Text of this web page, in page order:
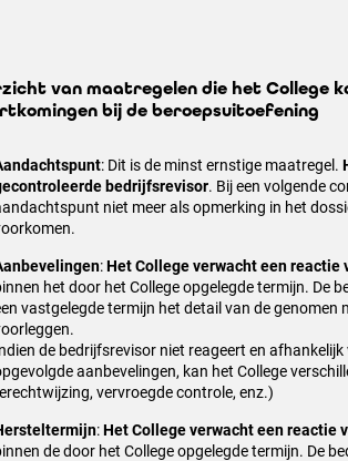
van maatregelen die het College
bij de beroepsuitoefening
: Dit is de minst ernstige maatregel.
bedrijfsrevisor. Bij een volgende
niet meer als opmerking in het
:Het College verwacht een
het door het College opgelegde termijn. De
vastgelegde termijn het detail van de
de bedrijfsrevisor niet reageert en
aanbevelingen, kan het College
vervroegde controle, enz.)
:Het College verwacht een reactie
de door het College opgelegde termijn. De